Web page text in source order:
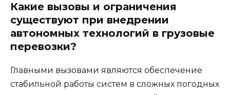
Какие вызовы и ограничения
существуют при внедрении
автономных технологий в грузовые
перевозки?
Главными вызовами являются обеспечение
стабильной работы систем в сложных погодных